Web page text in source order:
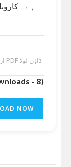
ہے۔
مفت PDF ڈاؤن لوڈ
(Downloads - 8)
NOW